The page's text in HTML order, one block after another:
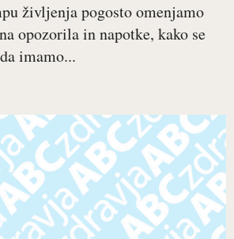
življenja pogosto omenjamo
opozorila in napotke, kako se
imamo...